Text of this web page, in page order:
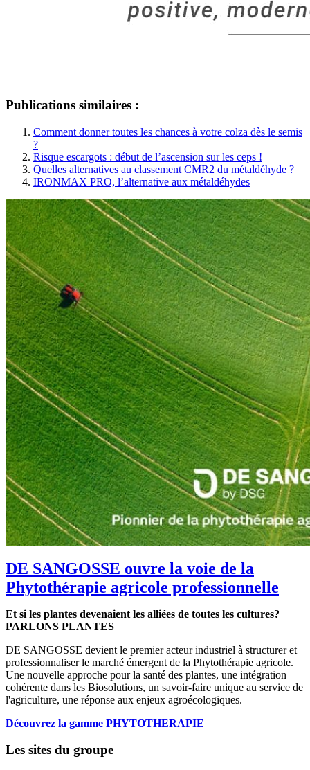
Publications similaires :
Comment donner toutes les chances à votre colza dès le semis
?
Risque escargots : début de l’ascension sur les ceps !
Quelles alternatives au classement CMR2 du métaldéhyde ?
IRONMAX PRO, l’alternative aux métaldéhydes
DE SANGOSSE ouvre la voie de la
Phytothérapie agricole professionnelle
Et si les plantes devenaient les alliées de toutes les cultures?
PARLONS PLANTES
DE SANGOSSE devient le premier acteur industriel à structurer et
professionnaliser le marché émergent de la Phytothérapie agricole.
Une nouvelle approche pour la santé des plantes, une intégration
cohérente dans les Biosolutions, un savoir-faire unique au service de
l'agriculture, une réponse aux enjeux agroécologiques.
Découvrez la gamme PHYTOTHERAPIE
Les sites du groupe